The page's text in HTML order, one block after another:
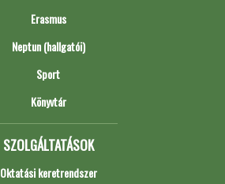
Erasmus
Neptun (hallgatói)
Sport
Könyvtár
SZOLGÁLTATÁSOK
Oktatási keretrendszer